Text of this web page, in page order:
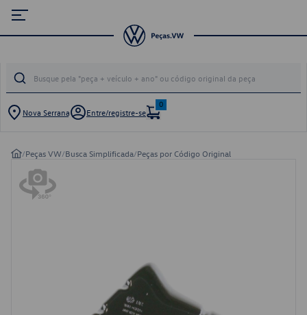
Nova Serrana Entre/registre-se
0
/Peças VW/Busca Simplificada/Peças por Código Original